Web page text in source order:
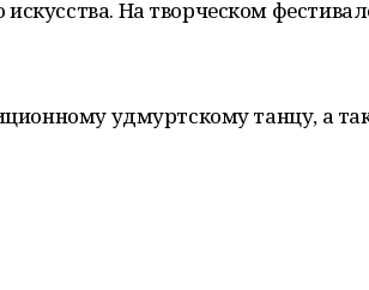
На творческом
удмуртскому танцу, а